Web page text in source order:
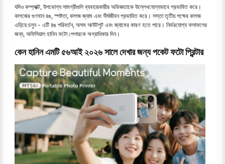
যদিও কম্প্যাক্ট, উপভোগ্য সামগ্রীগুলি ব্যবহারকারীর অভিজ্ঞতাকে উল্লেখযোগ্যভাবে প্রভাবিত করে।
কাগজের গুণমান রঙ, স্পষ্টতা, কাগজ জ্যাম এবং দীর্ঘজীবন প্রভাবিত করে। সস্তা তৃতীয় পক্ষের কাগজ
এড়িয়ে চলুন - এটি রঙ পরিবর্তন, অসম আউটপুট এবং জ্যামের কারণ হতে পারে। নির্ভরযোগ্য ফলাফলের
জন্য, অফিসিয়াল হানিন ফটো পেপারকে অগ্রাধিকার দিন।
কেন হানিন এমটি ৫৬আই ২০২৬ সালে দেখার জন্য পকেট ফটো প্রিন্টার